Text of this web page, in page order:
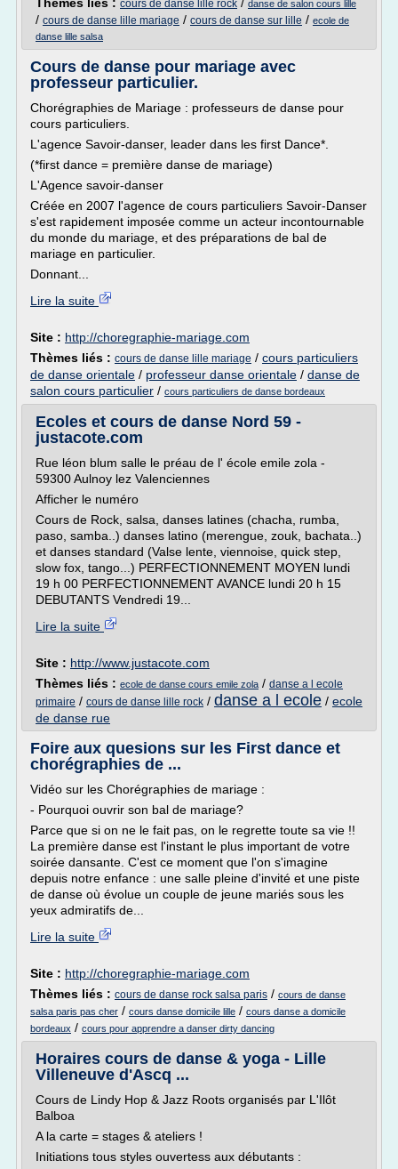
cours de danse lille rock danse de salon cours lille
/ cours de danse lille mariage / cours de danse sur lille / ecole de
danse lille salsa
Cours de danse pour mariage avec
professeur particulier.
Chorégraphies de Mariage : professeurs de danse pour
cours particuliers.
L'agence Savoir-danser, leader dans les first Dance*.
(*first dance = première danse de mariage)
L'Agence savoir-danser
Créée en 2007 l'agence de cours particuliers Savoir-Danser
s'est rapidement imposée comme un acteur incontournable
du monde du mariage, et des préparations de bal de
mariage en particulier.
Donnant...
Lire la suite
Site : http://choregraphie-mariage.com
Thèmes liés : cours de danse lille mariage / cours particuliers
de danse orientale / professeur danse orientale / danse de
salon cours particulier / cours particuliers de danse bordeaux
Ecoles et cours de danse Nord 59 -
justacote.com
Rue léon blum salle le préau de l' école emile zola -
59300 Aulnoy lez Valenciennes
Afficher le numéro
Cours de Rock, salsa, danses latines (chacha, rumba,
paso, samba..) danses latino (merengue, zouk, bachata..)
et danses standard (Valse lente, viennoise, quick step,
slow fox, tango...) PERFECTIONNEMENT MOYEN lundi
19 h 00 PERFECTIONNEMENT AVANCE lundi 20 h 15
DEBUTANTS Vendredi 19...
Lire la suite
Site : http://www.justacote.com
Thèmes liés : ecole de danse cours emile zola / danse a l ecole
primaire / cours de danse lille rock / danse a l ecole / ecole
de danse rue
Foire aux quesions sur les First dance et
chorégraphies de ...
Vidéo sur les Chorégraphies de mariage :
- Pourquoi ouvrir son bal de mariage?
Parce que si on ne le fait pas, on le regrette toute sa vie !!
La première danse est l'instant le plus important de votre
soirée dansante. C'est ce moment que l'on s'imagine
depuis notre enfance : une salle pleine d'invité et une piste
de danse où évolue un couple de jeune mariés sous les
yeux admiratifs de...
Lire la suite
Site : http://choregraphie-mariage.com
Thèmes liés : cours de danse rock salsa paris / cours de danse
salsa paris pas cher / cours danse domicile lille / cours danse a domicile
bordeaux / cours pour apprendre a danser dirty dancing
Horaires cours de danse & yoga - Lille
Villeneuve d'Ascq ...
Cours de Lindy Hop & Jazz Roots organisés par L'Ilôt
Balboa
A la carte = stages & ateliers !
Initiations tous styles ouvertess aux débutants :